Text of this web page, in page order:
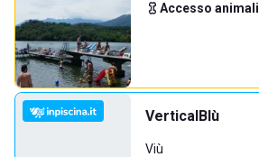
Accesso animali
VerticalBlù
Viù